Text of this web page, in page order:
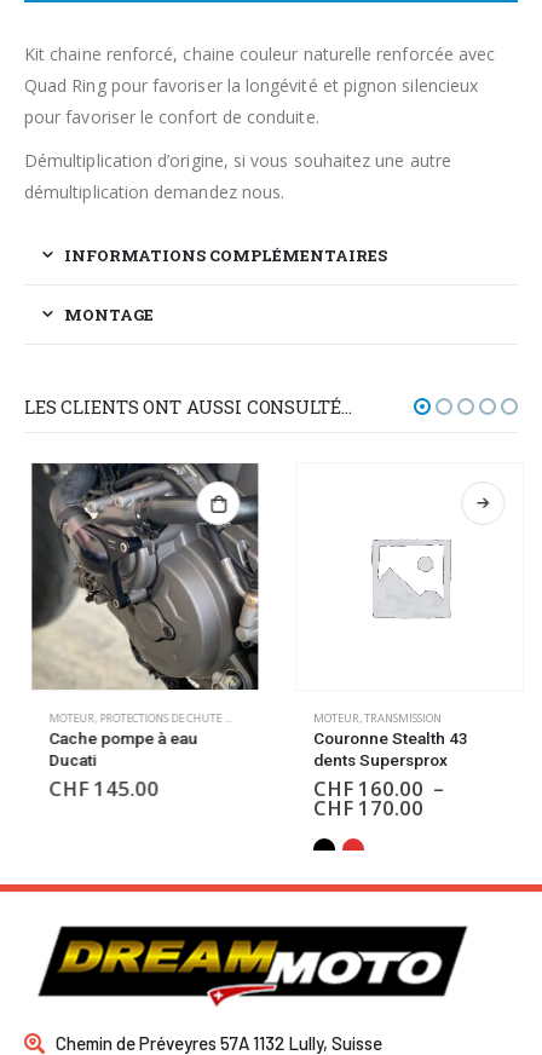
Kit chaine renforcé, chaine couleur naturelle renforcée avec
Quad Ring pour favoriser la longévité et pignon silencieux
pour favoriser le confort de conduite.
Démultiplication d’origine, si vous souhaitez une autre
démultiplication demandez nous.
INFORMATIONS COMPLÉMENTAIRES
MONTAGE
LES CLIENTS ONT AUSSI CONSULTÉ…
MOTEUR,PROTECTIONS DE CHUTE MOTEUR
Cache pompe à eau
Ducati
CHF145.00
MOTEUR,TRANSMISSION
Couronne Stealth 43
dents Supersprox
CHF160.00 –
CHF170.00